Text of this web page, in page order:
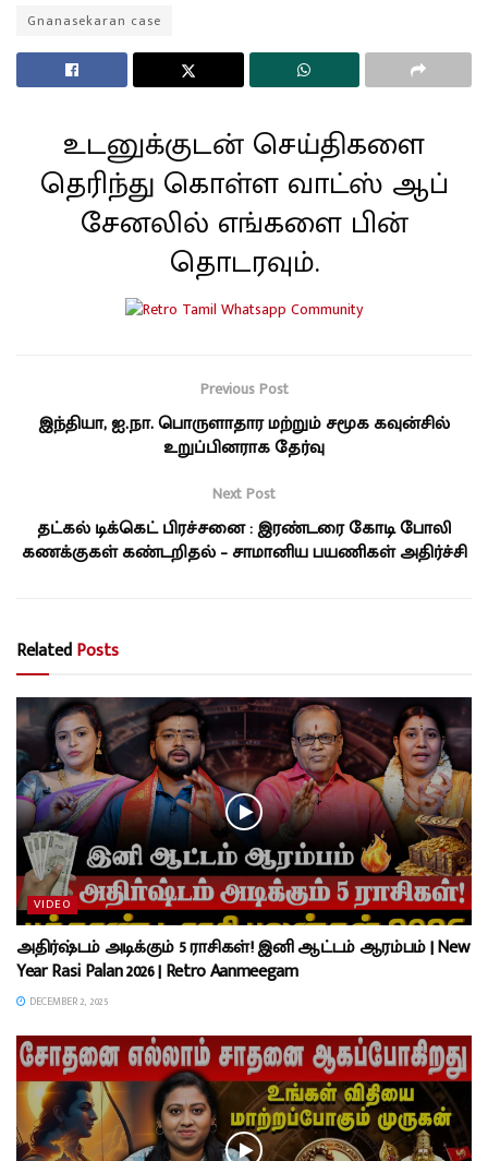
Gnanasekaran case
உடனுக்குடன் செய்திகளை
தெரிந்து கொள்ள வாட்ஸ் ஆப்
சேனலில் எங்களை பின்
தொடரவும்.
Previous Post
இந்தியா, ஐ.நா. பொருளாதார மற்றும் சமூக கவுன்சில்
உறுப்பினராக தேர்வு
Next Post
தட்கல் டிக்கெட் பிரச்சனை : இரண்டரை கோடி போலி
கணக்குகள் கண்டறிதல் – சாமானிய பயணிகள் அதிர்ச்சி
RelatedPosts
VIDEO
அதிர்ஷ்டம் அடிக்கும் 5 ராசிகள்! இனி ஆட்டம் ஆரம்பம் | New
Year Rasi Palan 2026 | Retro Aanmeegam
DECEMBER 2, 2025